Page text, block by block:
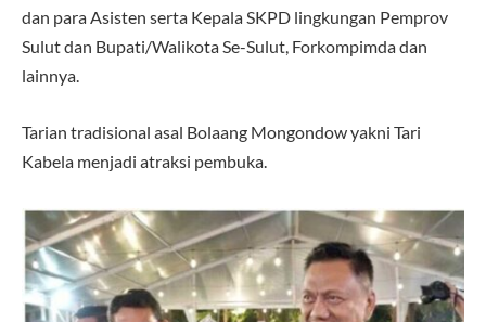
dan para Asisten serta Kepala SKPD lingkungan Pemprov
Sulut dan Bupati/Walikota Se-Sulut, Forkompimda dan
lainnya.
Tarian tradisional asal Bolaang Mongondow yakni Tari
Kabela menjadi atraksi pembuka.